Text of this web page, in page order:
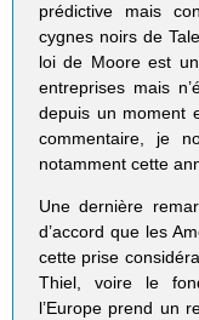
prédictive mais
cygnes noirs de
loi de Moore est
entreprises mais
depuis un moment
commentaire, je
notamment cette
Une dernière
d’accord que les
cette prise
Thiel, voire le
l’Europe prend un